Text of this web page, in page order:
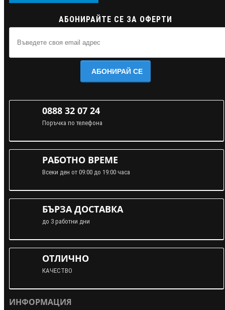
АБОНИРАЙТЕ СЕ ЗА ОФЕРТИ
АБОНИРАЙ СЕ
0888 32 07 24
Поръчка по телефона
РАБОТНО ВРЕМЕ
Всеки ден от 09:00 до 19:00 часа
БЪРЗА ДОСТАВКА
до 3 работни дни
ОТЛИЧНО
КАЧЕСТВО
ИНФОРМАЦИЯ